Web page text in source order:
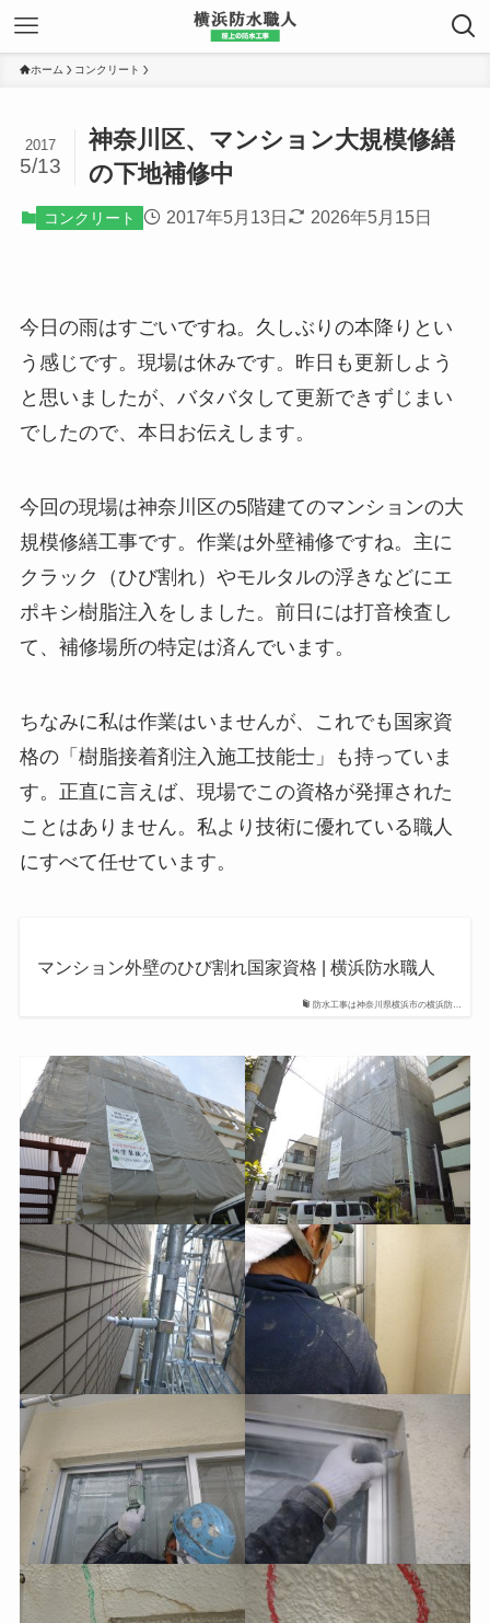
ホーム コンクリート
神奈川区、マンション大規模修繕
の下地補修中
2017
5/13
コンクリート 2017年5月13日 2026年5月15日
今日の雨はすごいですね。久しぶりの本降りとい
う感じです。現場は休みです。昨日も更新しよう
と思いましたが、バタバタして更新できずじまい
でしたので、本日お伝えします。
今回の現場は神奈川区の5階建てのマンションの大
規模修繕工事です。作業は外壁補修ですね。主に
クラック（ひび割れ）やモルタルの浮きなどにエ
ポキシ樹脂注入をしました。前日には打音検査し
て、補修場所の特定は済んでいます。
ちなみに私は作業はいませんが、これでも国家資
格の「樹脂接着剤注入施工技能士」も持っていま
す。正直に言えば、現場でこの資格が発揮された
ことはありません。私より技術に優れている職人
にすべて任せています。
防水工事は神奈川県横浜市の横浜防…
マンション外壁のひび割れ国家資格 | 横浜防水職人